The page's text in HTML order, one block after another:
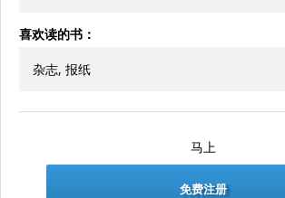
喜欢读的书：
杂志, 报纸
马上
免费注册